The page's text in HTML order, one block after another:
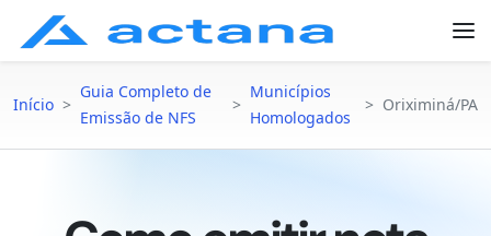
Início >
Guia Completo de
Emissão de NFS
>
Municípios
Homologados
> Oriximiná/PA